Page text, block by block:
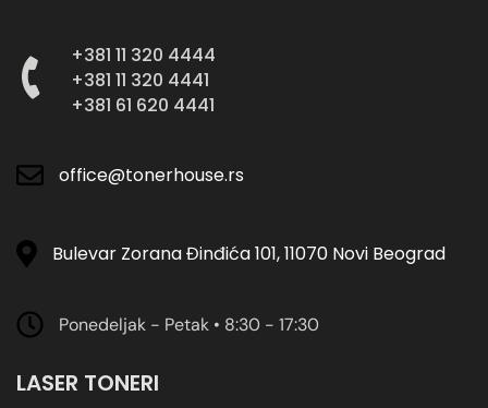
+381 11 320 4444
+381 11 320 4441
+381 61 620 4441
office@tonerhouse.rs
Bulevar Zorana Đinđića 101, 11070 Novi Beograd
Ponedeljak - Petak • 8:30 - 17:30
LASER TONERI